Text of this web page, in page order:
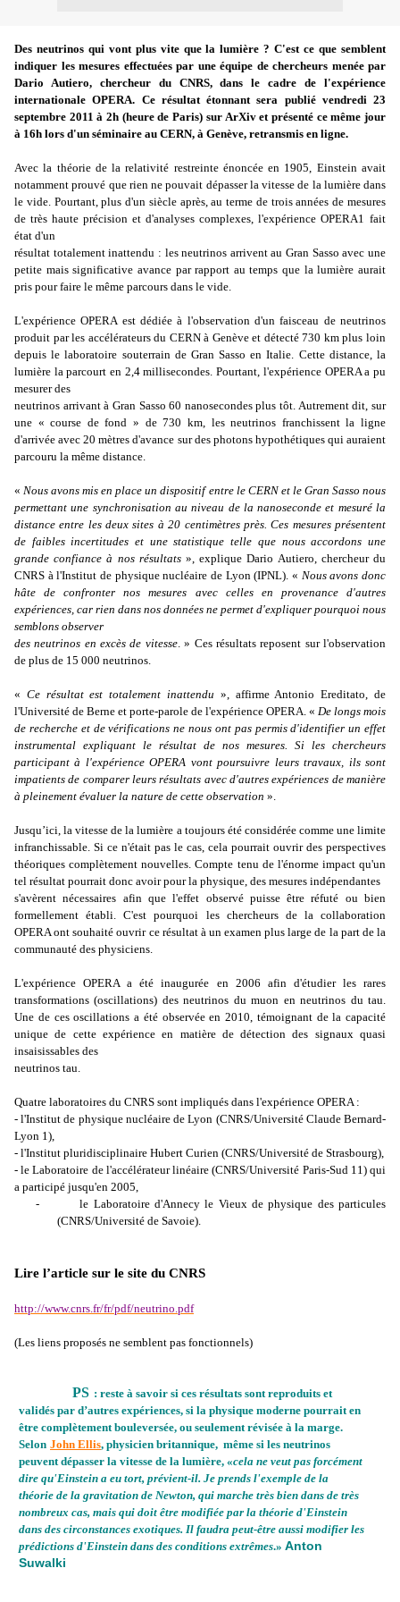
Des neutrinos qui vont plus vite que la lumière ? C'est ce que semblent
indiquer les mesures effectuées par une équipe de chercheurs menée par
Dario Autiero, chercheur du CNRS, dans le cadre de l'expérience
internationale OPERA. Ce résultat étonnant sera publié vendredi 23
septembre 2011 à 2h (heure de Paris) sur ArXiv et présenté ce même jour
à 16h lors d'un séminaire au CERN, à Genève, retransmis en ligne.
Avec la théorie de la relativité restreinte énoncée en 1905, Einstein avait
notamment prouvé que rien ne pouvait dépasser la vitesse de la lumière dans
le vide. Pourtant, plus d'un siècle après, au terme de trois années de mesures
de très haute précision et d'analyses complexes, l'expérience OPERA1 fait
état d'un
résultat totalement inattendu : les neutrinos arrivent au Gran Sasso avec une
petite mais significative avance par rapport au temps que la lumière aurait
pris pour faire le même parcours dans le vide.
L'expérience OPERA est dédiée à l'observation d'un faisceau de neutrinos
produit par les accélérateurs du CERN à Genève et détecté 730 km plus loin
depuis le laboratoire souterrain de Gran Sasso en Italie. Cette distance, la
lumière la parcourt en 2,4 millisecondes. Pourtant, l'expérience OPERA a pu
mesurer des
neutrinos arrivant à Gran Sasso 60 nanosecondes plus tôt. Autrement dit, sur
une « course de fond » de 730 km, les neutrinos franchissent la ligne
d'arrivée avec 20 mètres d'avance sur des photons hypothétiques qui auraient
parcouru la même distance.
«Nous avons mis en place un dispositif entre le CERN et le Gran Sasso nous
permettant une synchronisation au niveau de la nanoseconde et mesuré la
distance entre les deux sites à 20 centimètres près. Ces mesures présentent
de faibles incertitudes et une statistique telle que nous accordons une
grande confiance à nos résultats», explique Dario Autiero, chercheur du
CNRS à l'Institut de physique nucléaire de Lyon (IPNL). « Nous avons donc
hâte de confronter nos mesures avec celles en provenance d'autres
expériences, car rien dans nos données ne permet d'expliquer pourquoi nous
semblons observer
des neutrinos en excès de vitesse. » Ces résultats reposent sur l'observation
de plus de 15 000 neutrinos.
« Ce résultat est totalement inattendu », affirme Antonio Ereditato, de
l'Université de Berne et porte-parole de l'expérience OPERA. « De longs mois
de recherche et de vérifications ne nous ont pas permis d'identifier un effet
instrumental expliquant le résultat de nos mesures. Si les chercheurs
participant à l'expérience OPERA vont poursuivre leurs travaux, ils sont
impatients de comparer leurs résultats avec d'autres expériences de manière
à pleinement évaluer la nature de cette observation ».
Jusqu’ici, la vitesse de la lumière a toujours été considérée comme une limite
infranchissable. Si ce n'était pas le cas, cela pourrait ouvrir des perspectives
théoriques complètement nouvelles. Compte tenu de l'énorme impact qu'un
tel résultat pourrait donc avoir pour la physique, des mesures indépendantes
s'avèrent nécessaires afin que l'effet observé puisse être réfuté ou bien
formellement établi. C'est pourquoi les chercheurs de la collaboration
OPERA ont souhaité ouvrir ce résultat à un examen plus large de la part de la
communauté des physiciens.
L'expérience OPERA a été inaugurée en 2006 afin d'étudier les rares
transformations (oscillations) des neutrinos du muon en neutrinos du tau.
Une de ces oscillations a été observée en 2010, témoignant de la capacité
unique de cette expérience en matière de détection des signaux quasi
insaisissables des
neutrinos tau.
Quatre laboratoires du CNRS sont impliqués dans l'expérience OPERA :
- l'Institut de physique nucléaire de Lyon (CNRS/Université Claude Bernard-
Lyon 1),
- l'Institut pluridisciplinaire Hubert Curien (CNRS/Université de Strasbourg),
- le Laboratoire de l'accélérateur linéaire (CNRS/Université Paris-Sud 11) qui
a participé jusqu'en 2005,
-
le Laboratoire d'Annecy le Vieux de physique des particules
(CNRS/Université de Savoie).
Lire l’article sur le site du CNRS
http://www.cnrs.fr/fr/pdf/neutrino.pdf
(Les liens proposés ne semblent pas fonctionnels)
PS : reste à savoir si ces résultats sont reproduits et
validés par d’autres expériences, si la physique moderne pourrait en
être complètement bouleversée, ou seulement révisée à la marge.
Selon John Ellis, physicien britannique, même si les neutrinos
peuvent dépasser la vitesse de la lumière, «cela ne veut pas forcément
dire qu'Einstein a eu tort, prévient-il. Je prends l'exemple de la
théorie de la gravitation de Newton, qui marche très bien dans de très
nombreux cas, mais qui doit être modifiée par la théorie d'Einstein
dans des circonstances exotiques. Il faudra peut-être aussi modifier les
prédictions d'Einstein dans des conditions extrêmes.» Anton
Suwalki